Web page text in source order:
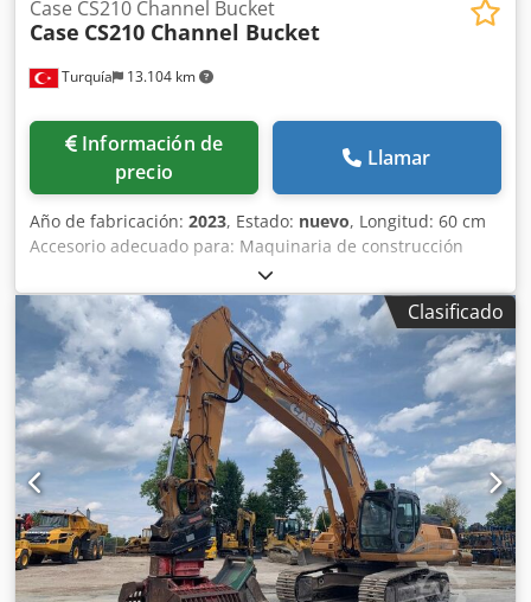
Turquía 13.104 km
Case CS210 Channel Bucket
Case CS210 Channel Bucket
Información de
precio
Llamar
Año de fabricación: 2023, Estado: nuevo, Longitud: 60 cm
Accesorio adecuado para: Maquinaria de construcción
Capacidad de carga: 500 l Garantía: 6 meses Dwodepq
Tbuopfx Afxoa
Clasificado